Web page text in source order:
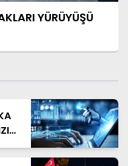
YÜRÜYÜŞÜ